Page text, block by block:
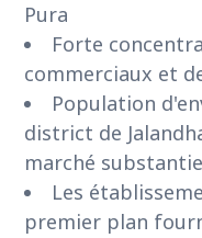
Pura
Forte
commerciaux et
Population
district de
marché
Les
premier plan